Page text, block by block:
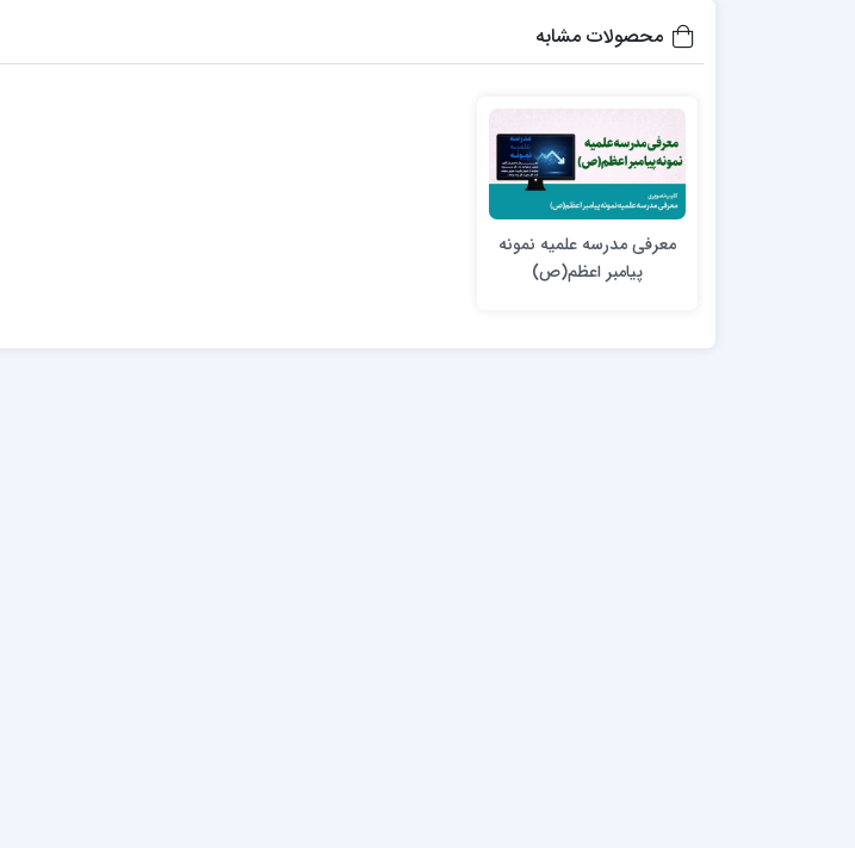
مدرسه علمیه شهید صدوقی ره واحد5
مدرسه علمیه علوی
مدرسه علمیه معصومیه
مدرسه علمیه نمونه پیامبر اعظم(ص)
مرکز هدایت علمی و تربیتی دارالعلم امام
حسن علیه السلام
مرکز هدایت علمی و تربیتی الهادی علیه السلام
محصولات مشابه
معرفی مدرسه علمیه نمونه
پیامبر اعظم(ص)